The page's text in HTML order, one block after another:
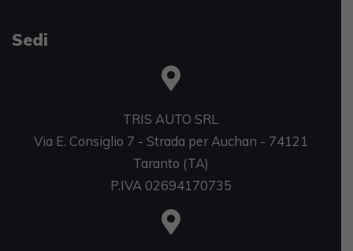
Sedi
TRIS AUTO SRL
Via E. Consiglio 7 - Strada per Auchan - 74121
Taranto (TA)
P.IVA 02694170735